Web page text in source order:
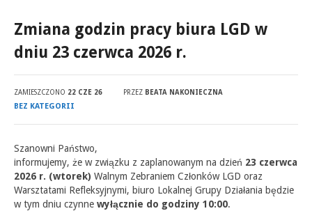
Zmiana godzin pracy biura LGD w
dniu 23 czerwca 2026 r.
ZAMIESZCZONO 22 CZE 26 PRZEZ BEATA NAKONIECZNA
BEZ KATEGORII
Szanowni Państwo,
informujemy, że w związku z zaplanowanym na dzień 23 czerwca
2026 r. (wtorek) Walnym Zebraniem Członków LGD oraz
Warsztatami Refleksyjnymi, biuro Lokalnej Grupy Działania będzie
w tym dniu czynne wyłącznie do godziny 10:00.